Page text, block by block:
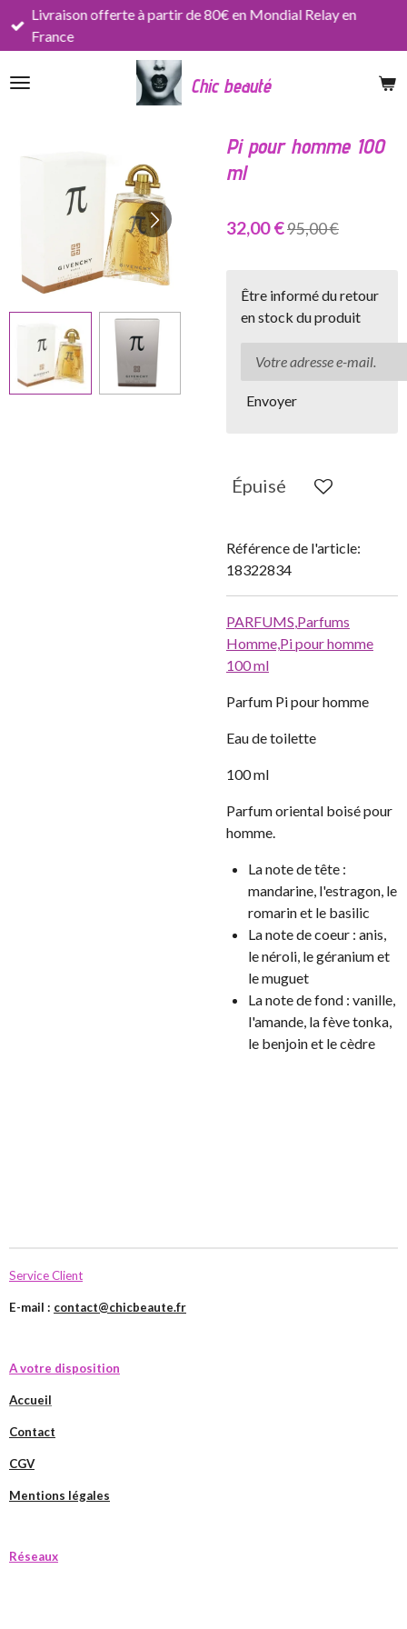
Passer
principal
Chic beauté
Livraison offerte à partir de 80€ en Mondial Relay en
France
Pi pour homme 100
ml
32,00 €95,00 €
Être informé du retour
en stock du produit
Envoyer
Épuisé
Référence de l'article:
18322834
PARFUMS,Parfums
Homme,Pi pour homme
100 ml
Parfum Pi pour homme
Eau de toilette
100 ml
Parfum oriental boisé pour
homme.
La note de tête :
mandarine, l'estragon, le
romarin et le basilic
La note de coeur : anis,
le néroli, le géranium et
le muguet
La note de fond : vanille,
l'amande, la fève tonka,
le benjoin et le cèdre
Service Client
E-mail : contact@chicbeaute.fr
A votre disposition
Accueil
Contact
CGV
Mentions légales
Réseaux